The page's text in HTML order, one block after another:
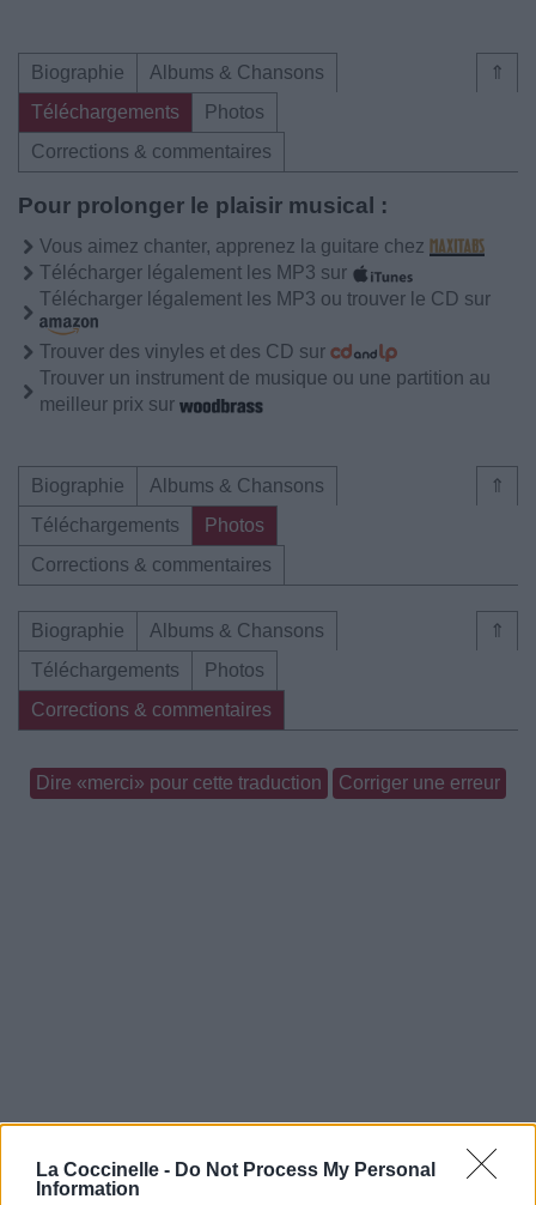
La Coccinelle - Do Not Process My Personal
Information
⇑
Biographie
Albums & Chansons
Téléchargements
Photos
Corrections & commentaires
Pour prolonger le plaisir musical :
Vous aimez chanter, apprenez la guitare chez
Télécharger légalement les MP3 sur
Télécharger légalement les MP3 ou trouver le CD sur
Trouver des vinyles et des CD sur
Trouver un instrument de musique ou une partition au
meilleur prix sur
⇑
Biographie
Albums & Chansons
Téléchargements
Photos
Corrections & commentaires
⇑
Biographie
Albums & Chansons
Téléchargements
Photos
Corrections & commentaires
Dire «merci» pour cette traduction Corriger une erreur